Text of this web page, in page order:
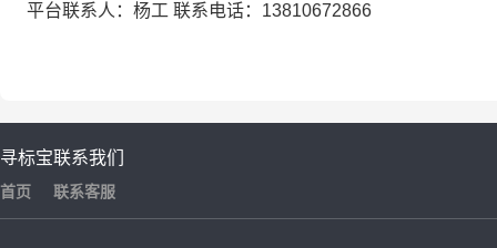
平台联系人：杨工 联系电话：13810672866
寻标宝
首页
联系我们
联系客服